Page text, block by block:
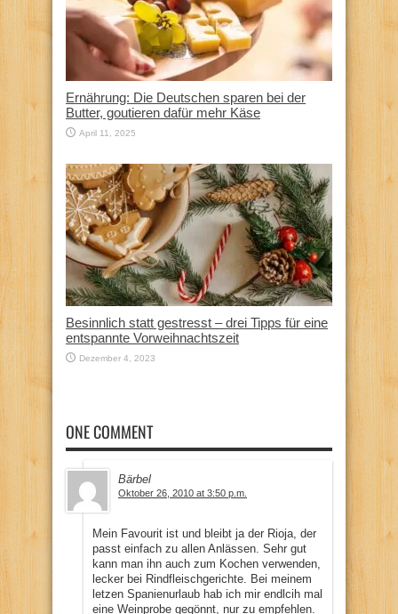
Ernährung: Die Deutschen sparen bei der
Butter, goutieren dafür mehr Käse
April 11, 2025
Besinnlich statt gestresst – drei Tipps für eine
entspannte Vorweihnachtszeit
Dezember 4, 2023
ONE COMMENT
Bärbel
Oktober 26, 2010 at 3:50 p.m.
Mein Favourit ist und bleibt ja der Rioja, der
passt einfach zu allen Anlässen. Sehr gut
kann man ihn auch zum Kochen verwenden,
lecker bei Rindfleischgerichte. Bei meinem
letzen Spanienurlaub hab ich mir endlcih mal
eine Weinprobe gegönnt, nur zu empfehlen.